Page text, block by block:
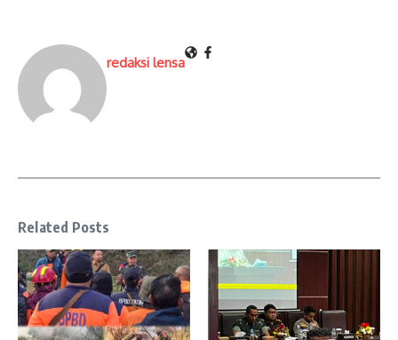
redaksi lensa
Related Posts